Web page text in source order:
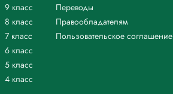
9 класс
8 класс
7 класс
6 класс
5 класс
4 класс
Переводы
Правообладателям
Пользовательское соглашение